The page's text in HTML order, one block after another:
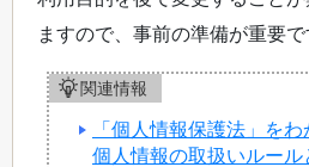
ますので、事前の準備が重要で
関連情報
「個人情報保護法」を
個人情報の取扱いルー